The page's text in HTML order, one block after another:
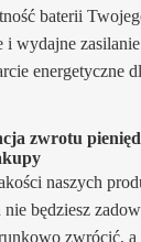
baterii
i wydajne
energetyczne
zwrotu
naszych
będziesz
zwrócić,